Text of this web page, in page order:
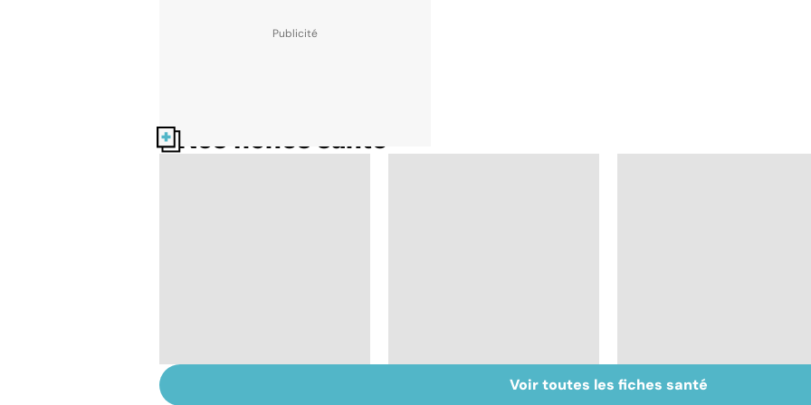
Nos fiches santé
Faire du sport à
Métastases, le
Voir toutes les fiches santé